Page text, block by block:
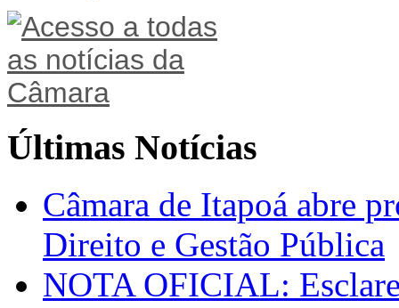
Últimas Notícias
Câmara de Itapoá abre
Direito e Gestão Pública
NOTA OFICIAL: